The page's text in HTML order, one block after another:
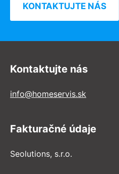
KONTAKTUJTE NÁS
Kontaktujte nás
info@homeservis.sk
Fakturačné údaje
Seolutions, s.r.o.